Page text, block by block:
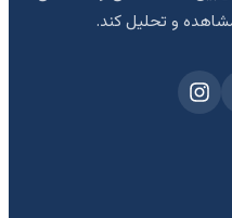
و تحلیل کند.